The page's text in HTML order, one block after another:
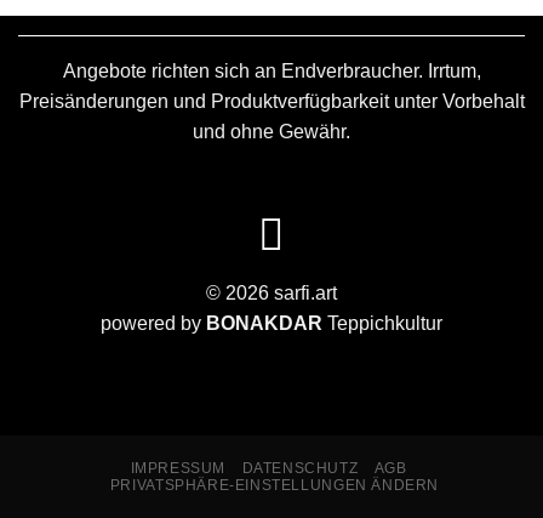
Angebote richten sich an Endverbraucher. Irrtum,
Preisänderungen und Produktverfügbarkeit unter Vorbehalt
und ohne Gewähr.
© 2026 sarfi.art
powered by BONAKDAR Teppichkultur
IMPRESSUM DATENSCHUTZ
AGB
PRIVATSPHÄRE-EINSTELLUNGEN ÄNDERN